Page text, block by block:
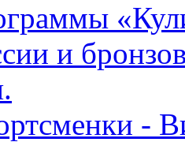
и
-